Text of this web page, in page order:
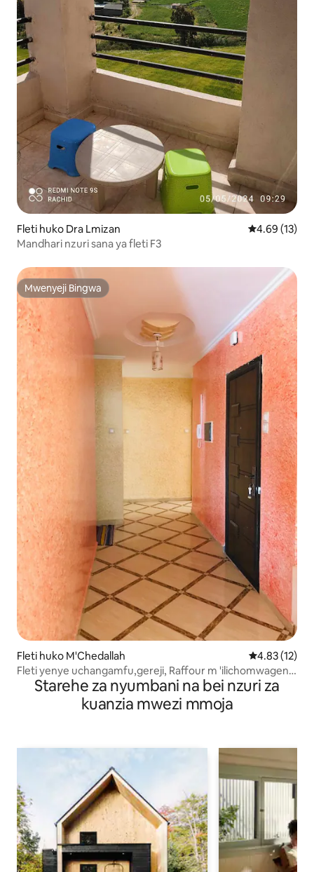
Fleti huko Dra Lmizan Ukadiriaji wa
4.69 (13)
Mandhari nzuri sana ya fleti F3
Mwenyeji Bingwa
Mwenyeji Bingwa
Fleti huko M'Chedallah Ukadiriaji wa
4.83 (12)
Fleti yenye uchangamfu,gereji, Raffour m 'ilichomwagen,
BouiraStarehe za nyumbani na bei nzuri za
kuanzia mwezi mmoja